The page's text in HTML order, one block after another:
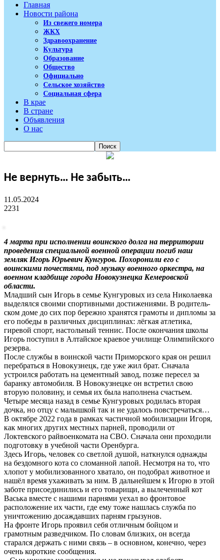
Главная
Новости района
Из свежего номера
ЖКХ
Здравоохранение
Культура
Образование
Общество
Официально
Сельское хозяйство
Социальная сфера
В крае
В стране
Объявления
О нас
Не вернуть… Не забыть…
11.05.2024
2231
4 марта при исполнении воинского долга на территории
проведения специальной военной операции погиб наш
земляк Игорь Юрьевич Кунгуров. Похоронили его с
воинскими почестями, под музыку военного оркестра, на
военном кладбище города Новокузнецка Кемеровской
области.
Младший сын Игорь в семье Кунгуровых из села Николаевка
выделялся своими спортивными достижениями. В родитель-
ском доме до сих пор бережно хранятся грамоты и дипломы за
его победы в различных дисциплинах: лёгкая атлетика,
гиревой спорт, настольный теннис. После окончания школы
Игорь поступил в Алтайское краевое училище Олимпийского
резерва.
После службы в воинской части Приморского края он решил
перебраться в Новокузнецк, где уже жил брат. Сначала
устроился работать на цементный завод, позже пересел за
баранку автомобиля. В Новокузнецке он встретил свою
вторую половину, и семья их была наполнена счастьем.
Четыре месяца назад в семье Кунгуровых родилась вторая
дочка, но отцу с малышкой так и не удалось повстречаться…
В октябре 2022 года в рамках частичной мобилизации Игоря,
как многих других местных парней, проводили от
Локтевского райвоенкомата на СВО. Сначала они проходили
подготовку в учебной части Оренбурга.
Здесь Игорь, человек со светлой душой, наткнулся однажды
на бездомного кота со сломанной лапой. Несмотря на то, что
хлопот у мобилизованного хватало, он подобрал животное и
нашёл время ухаживать за ним. В дальнейшем к Игорю в этой
заботе присоединились и его товарищи, а вылеченный кот
Васька вместе с нашими парнями уехал во фронтовое
расположение их части, где ему тоже нашлась служба по
уничтожению досаждавших парням грызунов.
На фронте Игорь проявил себя отличным бойцом и
грамотным разведчиком. По словам близких, он всегда
старался держать с ними связь – в основном, конечно, через
очень короткие сообщения.